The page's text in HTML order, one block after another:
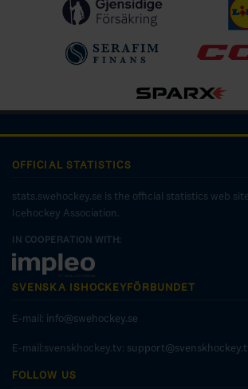
OFFICIAL STATISTICS
stats.swehockey.se is the official statistics web
Icehockey Association.
IN COOPERATION WITH:
SVENSKA ISHOCKEYFÖRBUNDET
E-mail: info@swehockey.se
E-mail:svenskhockey.tv:
FOLLOW US